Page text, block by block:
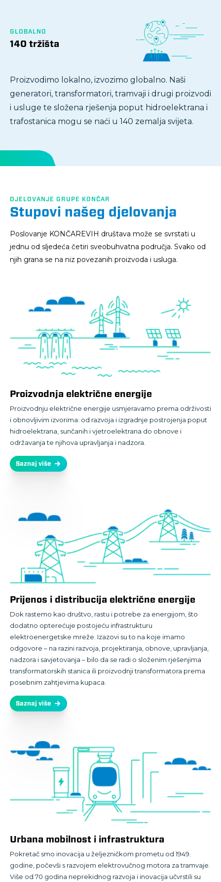
GLOBALNO
140 tržišta
Proizvodimo lokalno, izvozimo globalno. Naši
generatori, transformatori, tramvaji i drugi proizvodi
i usluge te složena rješenja poput hidroelektrana i
trafostanica mogu se naći u 140 zemalja svijeta.
DJELOVANJE GRUPE KONČAR
Stupovi našeg djelovanja
Poslovanje KONČAREVIH društava može se svrstati u
jednu od sljedeća četiri sveobuhvatna područja. Svako od
njih grana se na niz povezanih proizvoda i usluga.
Proizvodnja električne energije
Proizvodnju električne energije usmjeravamo prema održivosti
i obnovljivim izvorima: od razvoja i izgradnje postrojenja poput
hidroelektrana, sunčanih i vjetroelektrana do obnove i
održavanja te njihova upravljanja i nadzora.
Saznaj više
Prijenos i distribucija električne energije
Dok rastemo kao društvo, rastu i potrebe za energijom, što
dodatno opterećuje postojeću infrastrukturu
elektroenergetske mreže. Izazovi su to na koje imamo
odgovore – na razini razvoja, projektiranja, obnove, upravljanja,
nadzora i savjetovanja – bilo da se radi o složenim rješenjima
transformatorskih stanica ili proizvodnji transformatora prema
posebnim zahtjevima kupaca.
Saznaj više
Urbana mobilnost i infrastruktura
Pokretač smo inovacija u željezničkom prometu od 1949.
godine, počevši s razvojem elektrovučnog motora za tramvaje.
Više od 70 godina neprekidnog razvoja i inovacija učvrstili su